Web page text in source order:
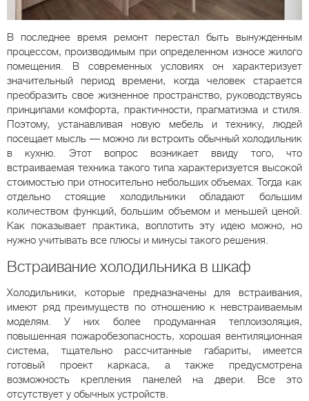
В последнее время ремонт перестал быть вынужденным
процессом, производимым при определенном износе жилого
помещения. В современных условиях он характеризует
значительный период времени, когда человек старается
преобразить свое жизненное пространство, руководствуясь
принципами комфорта, практичности, прагматизма и стиля.
Поэтому, устанавливая новую мебель и технику, людей
посещает мысль — можно ли встроить обычный холодильник
в кухню. Этот вопрос возникает ввиду того, что
встраиваемая техника такого типа характеризуется высокой
стоимостью при относительно небольших объемах. Тогда как
отдельно стоящие холодильники обладают большим
количеством функций, большим объемом и меньшей ценой.
Как показывает практика, воплотить эту идею можно, но
нужно учитывать все плюсы и минусы такого решения.
Встраивание холодильника в шкаф
Холодильники, которые предназначены для встраивания,
имеют ряд преимуществ по отношению к невстраиваемым
моделям. У них более продуманная теплоизоляция,
повышенная пожаробезопасность, хорошая вентиляционная
система, тщательно рассчитанные габариты, имеется
готовый проект каркаса, а также предусмотрена
возможность крепления панелей на двери. Все это
отсутствует у обычных устройств.